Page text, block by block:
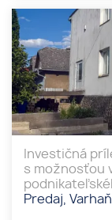
Investičná
s možnosťou
Predaj,